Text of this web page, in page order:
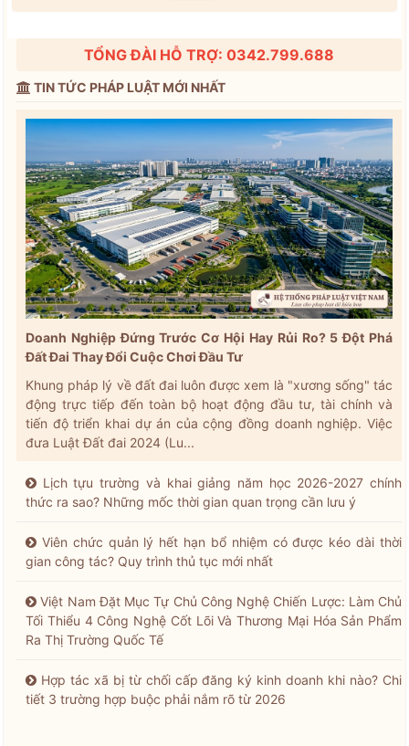
TỔNG ĐÀI HỖ TRỢ: 0342.799.688
TIN TỨC PHÁP LUẬT MỚI NHẤT
Doanh Nghiệp Đứng Trước Cơ Hội Hay Rủi Ro? 5 Đột Phá
Đất Đai Thay Đổi Cuộc Chơi Đầu Tư
Khung pháp lý về đất đai luôn được xem là "xương sống" tác
động trực tiếp đến toàn bộ hoạt động đầu tư, tài chính và
tiến độ triển khai dự án của cộng đồng doanh nghiệp. Việc
đưa Luật Đất đai 2024 (Lu...
Lịch tựu trường và khai giảng năm học 2026-2027 chính
thức ra sao? Những mốc thời gian quan trọng cần lưu ý
Viên chức quản lý hết hạn bổ nhiệm có được kéo dài thời
gian công tác? Quy trình thủ tục mới nhất
Việt Nam Đặt Mục Tự Chủ Công Nghệ Chiến Lược: Làm Chủ
Tối Thiểu 4 Công Nghệ Cốt Lõi Và Thương Mại Hóa Sản Phẩm
Ra Thị Trường Quốc Tế
Hợp tác xã bị từ chối cấp đăng ký kinh doanh khi nào? Chi
tiết 3 trường hợp buộc phải nắm rõ từ 2026